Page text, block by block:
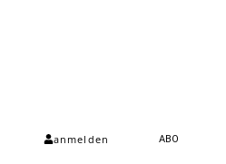
anmelden ABO